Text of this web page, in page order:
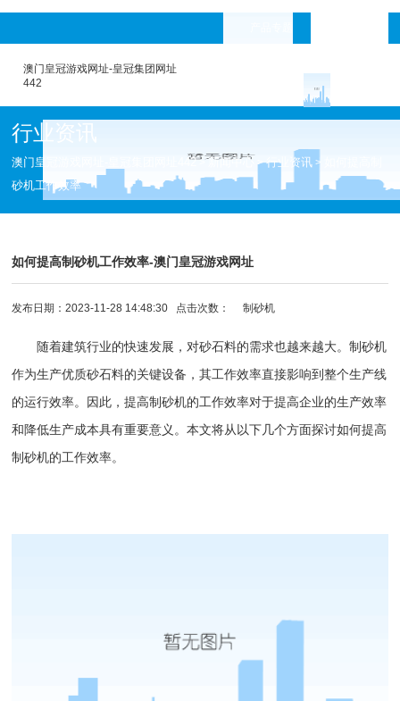
澳门皇冠游戏网址-皇冠集团网址
442
行业资讯
澳门皇冠游戏网址-皇冠集团网址442>新闻中心 >行业资讯 >
砂机工作效率
如何提高制砂机工作效率-澳门皇冠游戏网址
发布日期：2023-11-28 14:48:30 点击次数：制砂机
随着建筑行业的快速发展，对砂石料的需求也越来越大。制砂机
作为生产优质砂石料的关键设备，其工作效率直接影响到整个生产线
的运行效率。因此，提高制砂机的工作效率对于提高企业的生产效率
和降低生产成本具有重要意义。本文将从以下几个方面探讨如何提高
制砂机的工作效率。